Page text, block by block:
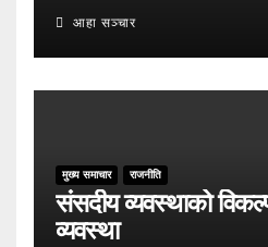
आहा सञ्चार
मुख्य समाचार राजनीति
संसदीय व्यवस्थाको
व्यवस्था